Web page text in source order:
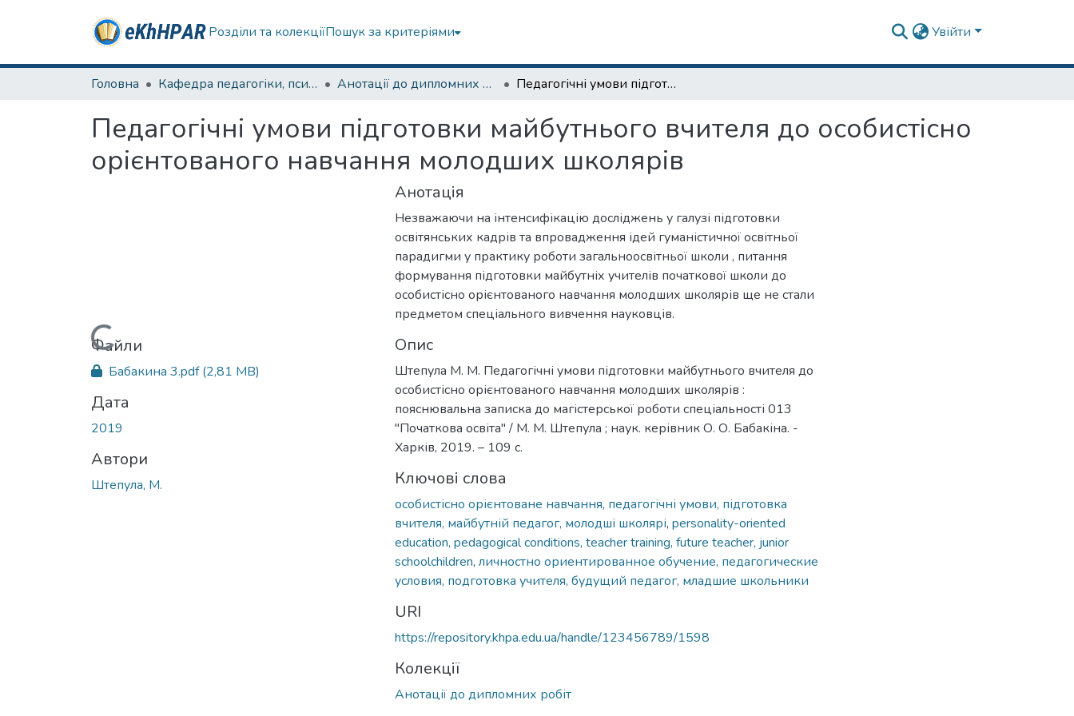
Розділи та колекціїПошук за критеріями Увійти
Головна Кафедра педагогіки, психології, початкової освіти та освітнього менеджменту Анотації до дипломних робіт Педагогічні умови підготовки майбутнього вчителя до особистісно орієнтованого навчання молодших школярів
Педагогічні умови підготовки майбутнього вчителя до особистісно
орієнтованого навчання молодших школярів
Вантажиться...
Файли
Бабакина 3.pdf(2,81 MB)
Дата
2019
Автори
Штепула, М.
Анотація
Незважаючи на інтенсифікацію досліджень у галузі підготовки
освітянських кадрів та впровадження ідей гуманістичної освітньої
парадигми у практику роботи загальноосвітньої школи , питання
формування підготовки майбутніх учителів початкової школи до
особистісно орієнтованого навчання молодших школярів ще не стали
предметом спеціального вивчення науковців.
Опис
Штепула М. М. Педагогічні умови підготовки майбутнього вчителя до
особистісно орієнтованого навчання молодших школярів :
пояснювальна записка до магістерської роботи спеціальності 013
"Початкова освіта" / М. М. Штепула ; наук. керівник О. О. Бабакіна. -
Харків, 2019. – 109 с.
Ключові слова
особистісно орієнтоване навчання, педагогічні умови, підготовка
вчителя, майбутній педагог, молодші школярі, personality-oriented
education, pedagogical conditions, teacher training, future teacher, junior
schoolchildren, личностно ориентированное обучение, педагогические
условия, подготовка учителя, будущий педагог, младшие школьники
URI
https://repository.khpa.edu.ua/handle/123456789/1598
Колекції
Анотації до дипломних робіт